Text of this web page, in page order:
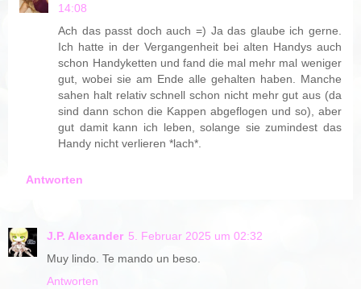
14:08
Ach das passt doch auch =) Ja das glaube ich gerne.
Ich hatte in der Vergangenheit bei alten Handys auch
schon Handyketten und fand die mal mehr mal weniger
gut, wobei sie am Ende alle gehalten haben. Manche
sahen halt relativ schnell schon nicht mehr gut aus (da
sind dann schon die Kappen abgeflogen und so), aber
gut damit kann ich leben, solange sie zumindest das
Handy nicht verlieren *lach*.
Antworten
J.P. Alexander 5. Februar 2025 um 02:32
Muy lindo. Te mando un beso.
Antworten